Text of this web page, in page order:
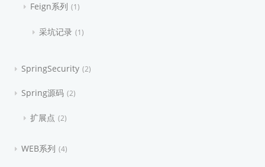
Feign系列 1
采坑记录 1
SpringSecurity 2
Spring源码 2
扩展点 2
WEB系列 4